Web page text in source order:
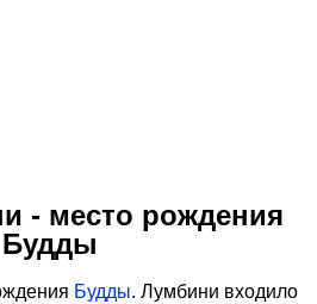
- место рождения
Будды
Будды. Лумбини входило